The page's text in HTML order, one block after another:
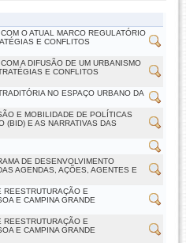
O ATUAL MARCO REGULATÓRIO
E CONFLITOS
A DIFUSÃO DE UM URBANISMO
E CONFLITOS
NO ESPAÇO URBANO DA
E MOBILIDADE DE POLÍTICAS
(BID) E AS NARRATIVAS DAS
DE DESENVOLVIMENTO
AGENDAS, AÇÕES, AGENTES E
E
E CAMPINA GRANDE
E
E CAMPINA GRANDE 